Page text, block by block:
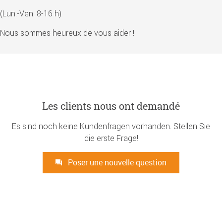
(Lun.-Ven. 8-16 h)
Nous sommes heureux de vous aider !
Les clients nous ont demandé
Es sind noch keine Kundenfragen vorhanden. Stellen Sie
die erste Frage!
Poser une nouvelle question